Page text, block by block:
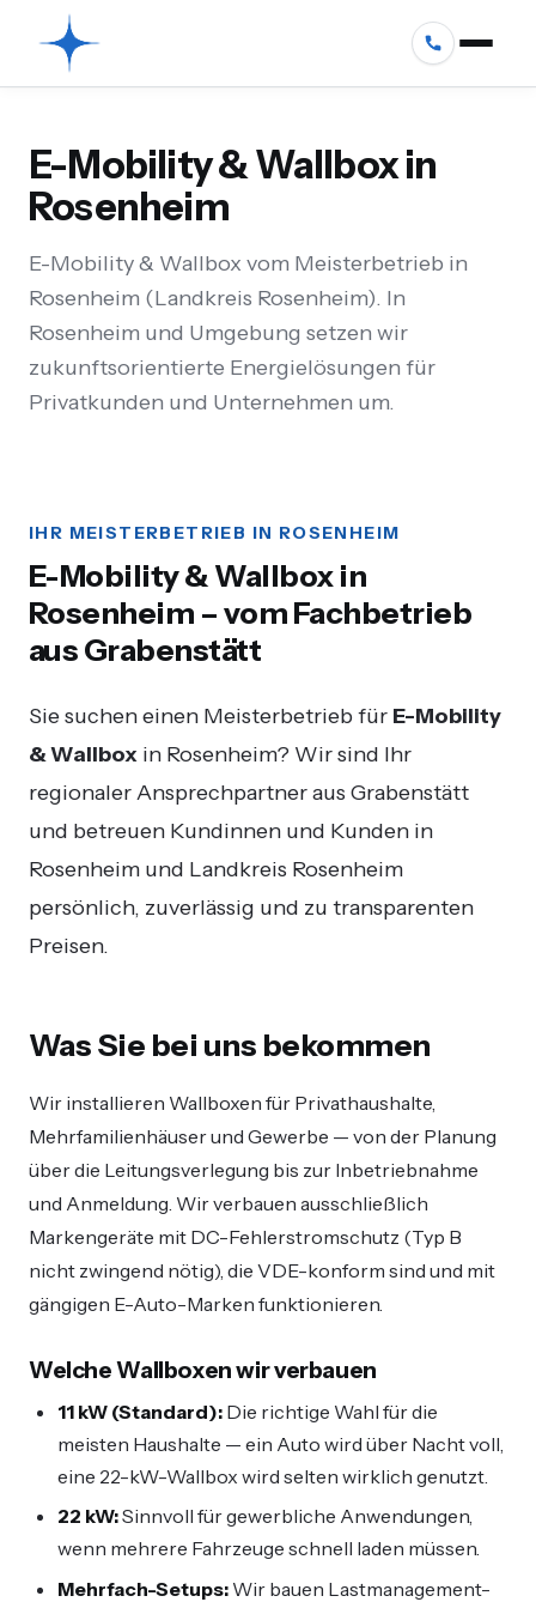
E-Mobility & Wallbox in
Rosenheim
E-Mobility & Wallbox vom Meisterbetrieb in
Rosenheim (Landkreis Rosenheim). In
Rosenheim und Umgebung setzen wir
zukunftsorientierte Energielösungen für
Privatkunden und Unternehmen um.
IHR MEISTERBETRIEB IN ROSENHEIM
E-Mobility & Wallbox in
Rosenheim – vom Fachbetrieb
aus Grabenstätt
Sie suchen einen Meisterbetrieb für E-Mobility
& Wallbox in Rosenheim? Wir sind Ihr
regionaler Ansprechpartner aus Grabenstätt
und betreuen Kundinnen und Kunden in
Rosenheim und Landkreis Rosenheim
persönlich, zuverlässig und zu transparenten
Preisen.
Was Sie bei uns bekommen
Wir installieren Wallboxen für Privathaushalte,
Mehrfamilienhäuser und Gewerbe — von der Planung
über die Leitungsverlegung bis zur Inbetriebnahme
und Anmeldung. Wir verbauen ausschließlich
Markengeräte mit DC-Fehlerstromschutz (Typ B
nicht zwingend nötig), die VDE-konform sind und mit
gängigen E-Auto-Marken funktionieren.
Welche Wallboxen wir verbauen
11 kW (Standard): Die richtige Wahl für die
meisten Haushalte — ein Auto wird über Nacht voll,
eine 22-kW-Wallbox wird selten wirklich genutzt.
22 kW:Sinnvoll für gewerbliche Anwendungen,
wenn mehrere Fahrzeuge schnell laden müssen.
Mehrfach-Setups: Wir bauen Lastmanagement-